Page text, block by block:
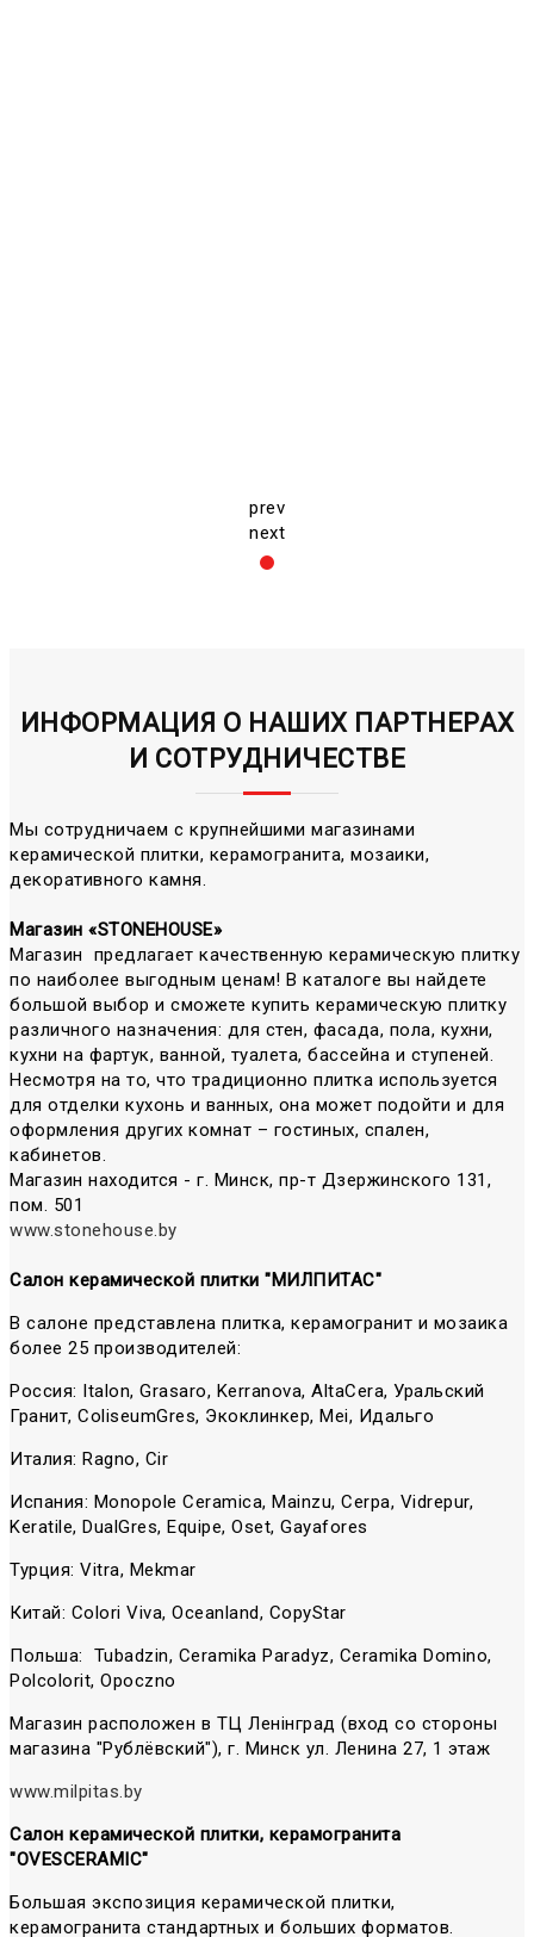
prev
next
ИНФОРМАЦИЯ О НАШИХ ПАРТНЕРАХ
И СОТРУДНИЧЕСТВЕ
Мы сотрудничаем с крупнейшими магазинами
керамической плитки, керамогранита, мозаики,
декоративного камня.
Магазин «STONEHOUSE»
Магазин предлагает качественную керамическую плитку
по наиболее выгодным ценам! В каталоге вы найдете
большой выбор и сможете купить керамическую плитку
различного назначения: для стен, фасада, пола, кухни,
кухни на фартук, ванной, туалета, бассейна и ступеней.
Несмотря на то, что традиционно плитка используется
для отделки кухонь и ванных, она может подойти и для
оформления других комнат – гостиных, спален,
кабинетов.
Магазин находится - г. Минск, пр-т Дзержинского 131,
пом. 501
www.stonehouse.by
Салон керамической плитки "МИЛПИТАС"
В салоне представлена плитка, керамогранит и мозаика
более 25 производителей:
Россия: Italon, Grasaro, Kerranova, AltaCera, Уральский
Гранит, ColiseumGres, Экоклинкер, Mei, Идальго
Италия: Ragno, Cir
Испания: Monopole Ceramica, Mainzu, Cerpa, Vidrepur,
Keratile, DualGres, Equipe, Oset, Gayafores
Турция: Vitra, Mekmar
Китай: Colori Viva, Oceanland, CopyStar
Польша: Tubadzin, Ceramika Paradyz, Ceramika Domino,
Polcolorit, Opoczno
Магазин расположен в ТЦ Ленiнград (вход со стороны
магазина "Рублёвский"), г. Минск ул. Ленина 27, 1 этаж
www.milpitas.by
Салон керамической плитки, керамогранита
"OVESCERAMIC"
Большая экспозиция керамической плитки,
керамогранита стандартных и больших форматов.